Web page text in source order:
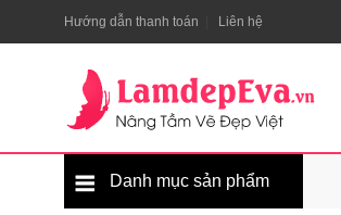
Hướng dẫn thanh toán Liên hệ
Danh mục sản phẩm